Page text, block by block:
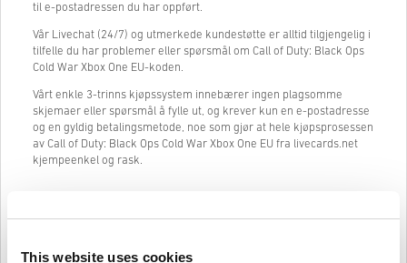
This website uses cookies
til e-postadressen du har oppført.
Vår Livechat (24/7) og utmerkede kundestøtte er alltid tilgjengelig i
tilfelle du har problemer eller spørsmål om Call of Duty: Black Ops
Cold War Xbox One EU-koden.
Vårt enkle 3-trinns kjøpssystem innebærer ingen plagsomme
skjemaer eller spørsmål å fylle ut, og krever kun en e-postadresse
og en gyldig betalingsmetode, noe som gjør at hele kjøpsprosessen
av Call of Duty: Black Ops Cold War Xbox One EU fra livecards.net
kjempeenkel og rask.
Slik fungerer det på Livecards.net